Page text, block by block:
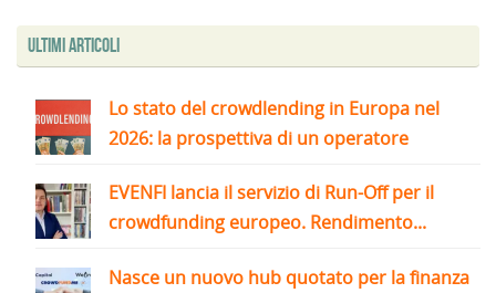
Ultimi articoli
Lo stato del crowdlending in Europa nel
2026: la prospettiva di un operatore
EVENFI lancia il servizio di Run-Off per il
crowdfunding europeo. Rendimento...
Nasce un nuovo hub quotato per la finanza